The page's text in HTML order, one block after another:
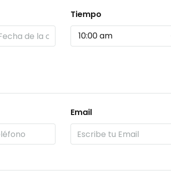
Tiempo
10:00 am
Email